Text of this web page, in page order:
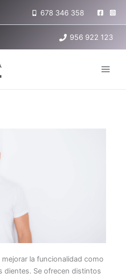
678 346 358
956 922 123
la funcionalidad como
dientes. Se ofrecen distintos